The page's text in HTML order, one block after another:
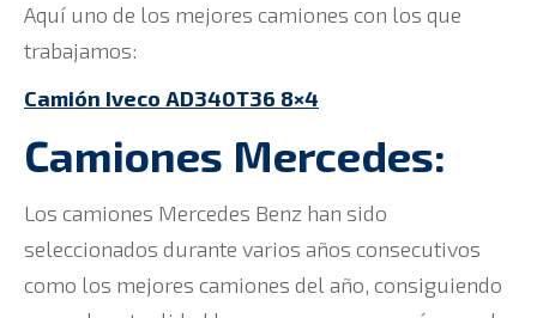
Aquí uno de los mejores camiones con los que
trabajamos:
Camión Iveco AD340T36 8×4
Camiones Mercedes:
Los camiones Mercedes Benz han sido
seleccionados durante varios años consecutivos
como los mejores camiones del año, consiguiendo